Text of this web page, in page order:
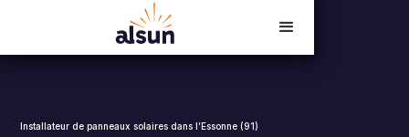
Devis en ligne
Installateur de panneaux solaires dans l’Essonne (91)